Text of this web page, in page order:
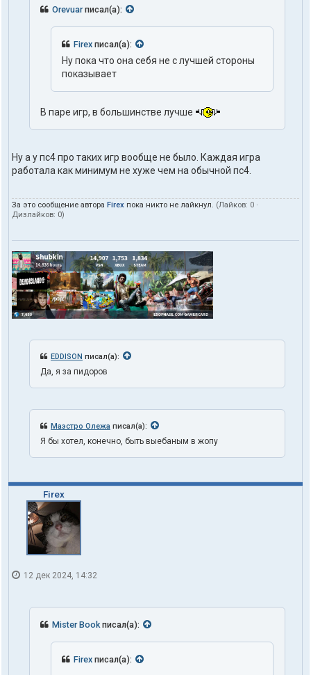
Orevuarписал(а):
Firex писал(а):
Ну пока что она себя не с лучшей стороны
показывает
В паре игр, в большинстве лучше
Ну а у пс4 про таких игр вообще не было. Каждая игра
работала как минимум не хуже чем на обычной пс4.
За это сообщение автора Firex пока никто не лайкнул. (Лайков: 0 ·
Дизлайков: 0)
EDDISON писал(а):
Да, я за пидоров
Маэстро Олежа писал(а):
Я бы хотел, конечно, быть выебаным в жопу
Firex
12 дек 2024, 14:32
Mister Book писал(а):
Firex писал(а):